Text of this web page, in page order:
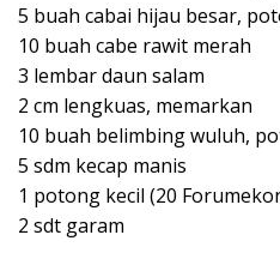
5 buah cabai hijau besar,
10 buah cabe rawit merah
3 lembar daun salam
2 cm lengkuas, memarkan
10 buah belimbing wuluh,
5 sdm kecap manis
1 potong kecil (20
2 sdt garam